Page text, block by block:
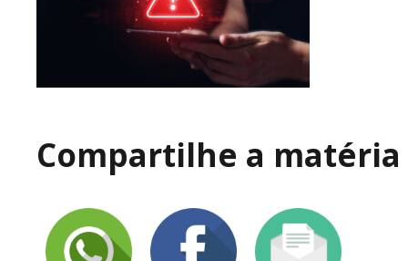
Compartilhe a